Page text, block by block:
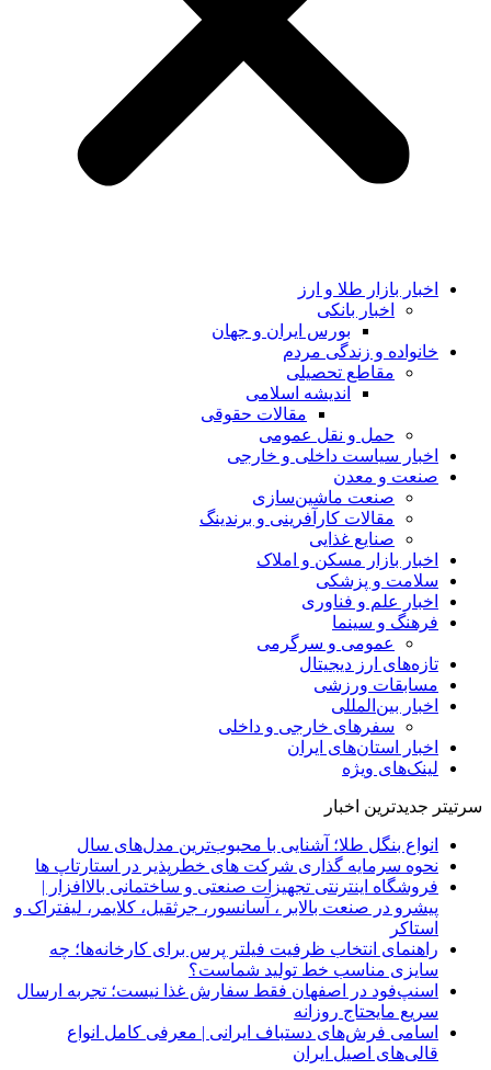
اخبار بازار طلا و ارز
اخبار بانکی
بورس ایران و جهان
خانواده و زندگی مردم
مقاطع تحصیلی
اندیشه اسلامی
مقالات حقوقی
حمل و نقل عمومی
اخبار سیاست داخلی و خارجی
صنعت و معدن
صنعت ماشین‌سازی
مقالات کارآفرینی و برندینگ
صنایع غذایی
اخبار بازار مسکن و املاک
سلامت و پزشکی
اخبار علم و فناوری
فرهنگ و سینما
عمومی و سرگرمی
تازه‌های ارز دیجیتال
مسابقات ورزشی
اخبار بین‌المللی
سفرهای خارجی و داخلی
اخبار استان‌های ایران
لینک‌های ویژه
سرتیتر جدیدترین اخبار
انواع بنگل طلا؛ آشنایی با محبوب‌ترین مدل‌های سال
نحوه سرمایه‌ گذاری شرکت‌ های خطرپذیر در استارتاپ ها
فروشگاه اینترنتی تجهیزات صنعتی و ساختمانی بالاافزار |
پیشرو در صنعت بالابر ، آسانسور، جرثقیل، کلایمر، لیفتراک و
استاکر
راهنمای انتخاب ظرفیت فیلتر پرس برای کارخانه‌ها؛ چه
سایزی مناسب خط تولید شماست؟
اسنپ‌فود در اصفهان فقط سفارش غذا نیست؛ تجربه ارسال
سریع مایحتاج روزانه
اسامی فرش‌های دستباف ایرانی | معرفی کامل انواع
قالی‌های اصیل ایران